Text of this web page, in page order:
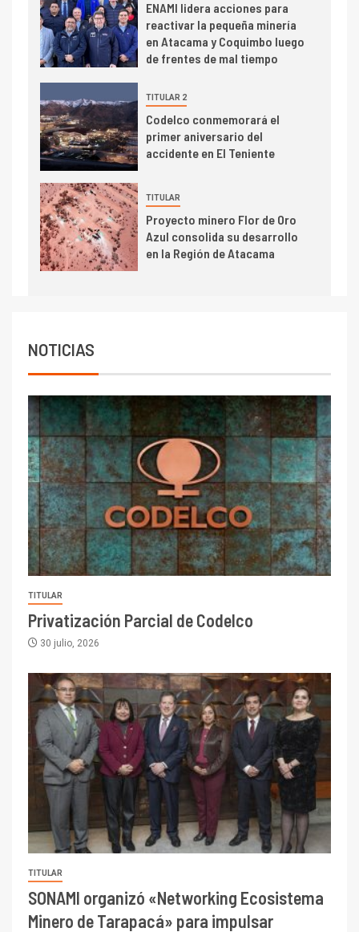
BHP proyecta producción de
cobre cercana a 2 millones de
toneladas tras récord en
7 I+D
Codelco reporta Ebitda de US$
6.670 millones y mejora sus
indicadores financieros
ENAMI lidera acciones para
reactivar la pequeña minería
en Atacama y Coquimbo luego
de frentes de mal tiempo
TITULAR 2
Codelco conmemorará el
primer aniversario del
accidente en El Teniente
TITULAR
Proyecto minero Flor de Oro
Azul consolida su desarrollo
en la Región de Atacama
NOTICIAS
TITULAR
Privatización Parcial de Codelco
30 julio, 2026
TITULAR
SONAMI organizó «Networking Ecosistema
Minero de Tarapacá» para impulsar